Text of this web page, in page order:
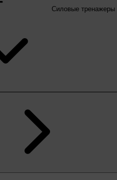
Силовые тренажеры